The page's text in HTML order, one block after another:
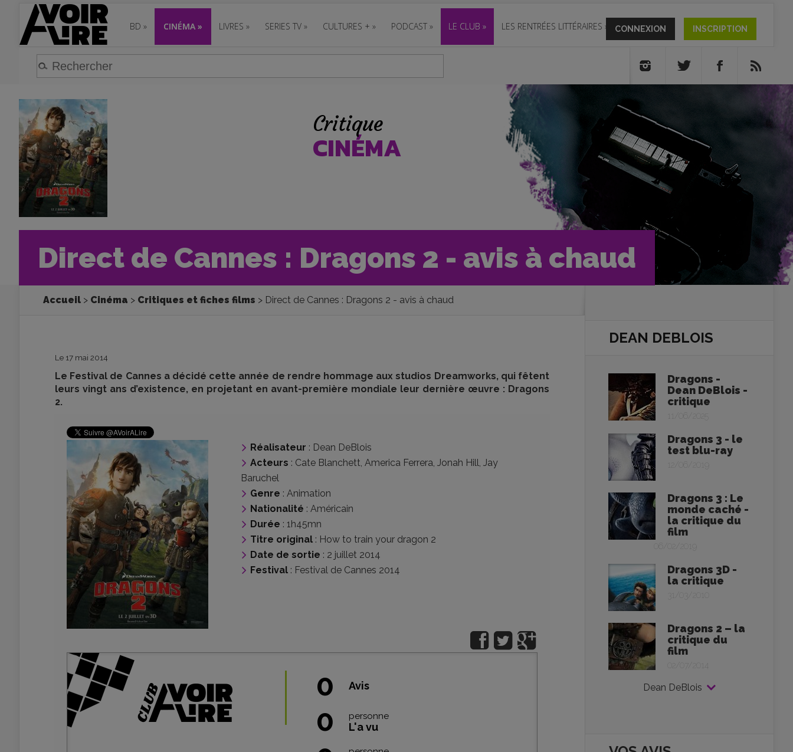
BD » CINÉMA » LIVRES » SERIES TV » CULTURES + » PODCAST » LE CLUB » LES RENTRÉES LITTÉRAIRES » CONNEXION INSCRIPTION
Critique
CINÉMA
Direct de Cannes : Dragons 2 - avis à chaud
Accueil Cinéma Critiques et fiches films Direct de Cannes : Dragons 2 - avis à chaud
Le 17 mai 2014
Le Festival de Cannes a décidé cette année de rendre hommage aux studios Dreamworks, qui fêtent
leurs vingt ans d’existence, en projetant en avant-première mondiale leur dernière œuvre : Dragons
2.
Réalisateur : Dean DeBlois
Acteurs : Cate Blanchett, America Ferrera, Jonah Hill, Jay
Baruchel
Genre : Animation
Nationalité : Américain
Durée : 1h45mn
Titre original : How to train your dragon 2
Date de sortie : 2 juillet 2014
Festival : Festival de Cannes 2014
0 Avis
0 personne
L'a vu
DEAN DEBLOIS
Dragons -
Dean DeBlois -
critique
Dragons 3 - le
test blu-ray
Dragons 3 : Le
monde caché -
la critique du
film
Dragons 3D -
la critique
Dragons 2 – la
critique du
film
02/07/2014
Dean DeBlois